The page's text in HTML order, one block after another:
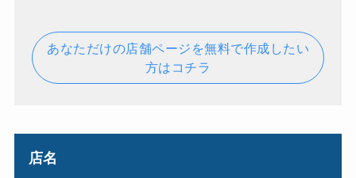
あなただけの店舗ページを無料で作成したい
方はコチラ
店名